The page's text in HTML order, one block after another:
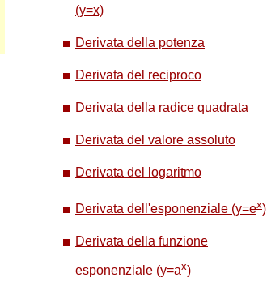
(y=x)
Derivata della potenza
Derivata del reciproco
Derivata della radice quadrata
Derivata del valore assoluto
Derivata del logaritmo
Derivata dell'esponenziale (y=ex)
Derivata della funzione
esponenziale (y=ax)